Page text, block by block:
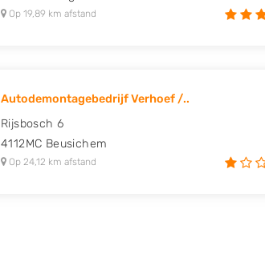
Op 19,89 km afstand
Autodemontagebedrijf Verhoef /..
Rijsbosch 6
4112MC Beusichem
Op 24,12 km afstand